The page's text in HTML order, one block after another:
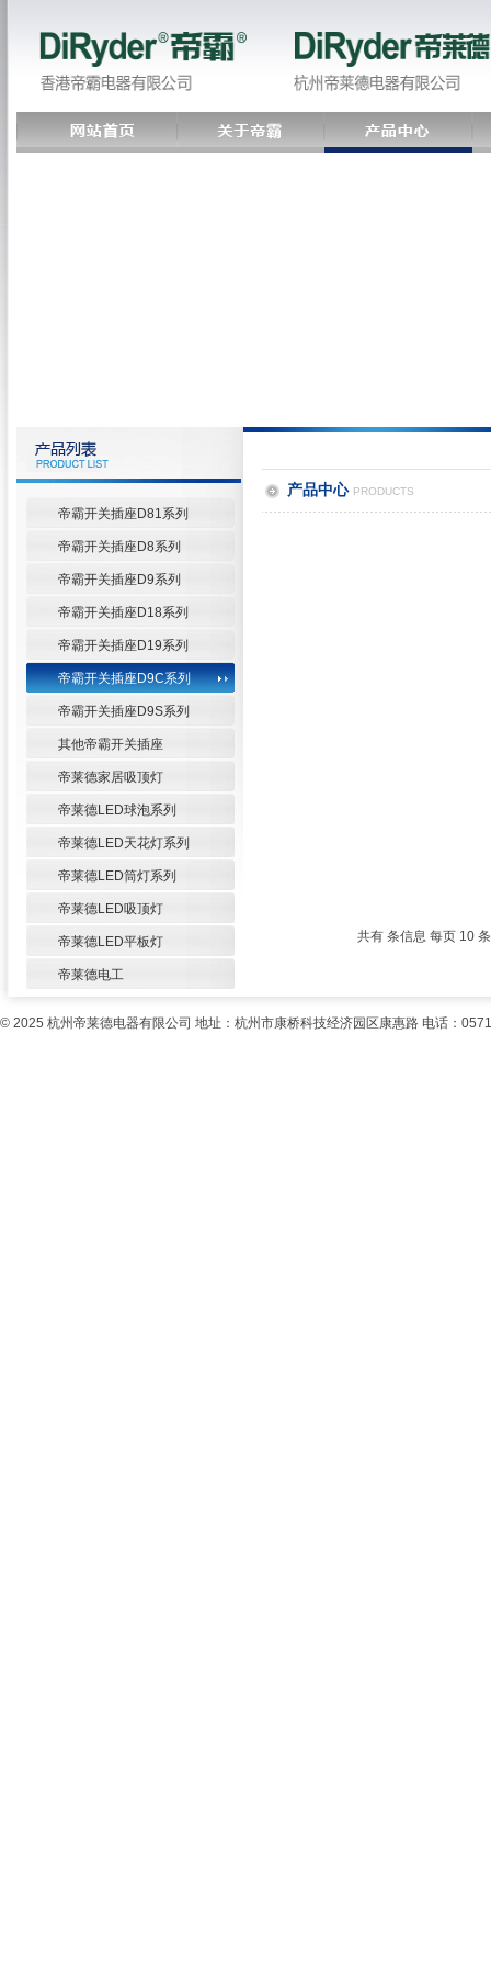
帝霸开关插座D81系列
帝霸开关插座D8系列
帝霸开关插座D9系列
帝霸开关插座D18系列
帝霸开关插座D19系列
帝霸开关插座D9C系列
帝霸开关插座D9S系列
其他帝霸开关插座
帝莱德家居吸顶灯
帝莱德LED球泡系列
帝莱德LED天花灯系列
帝莱德LED筒灯系列
帝莱德LED吸顶灯
帝莱德LED平板灯
帝莱德电工
产品中心 PRODUCTS
共有 条信息 每页 10
© 2025 杭州帝莱德电器有限公司 地址：杭州市康桥科技经济园区康惠路 电话：